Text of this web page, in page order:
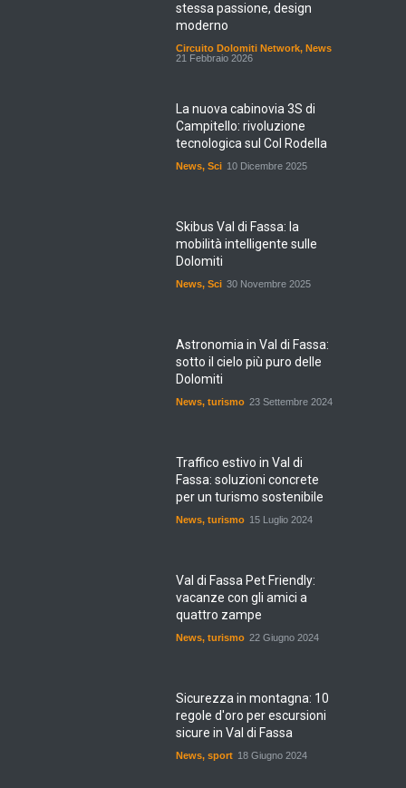
stessa passione, design
moderno
Circuito Dolomiti Network, News
21 Febbraio 2026
La nuova cabinovia 3S di
Campitello: rivoluzione
tecnologica sul Col Rodella
News, Sci 10 Dicembre 2025
Skibus Val di Fassa: la
mobilità intelligente sulle
Dolomiti
News, Sci 30 Novembre 2025
Astronomia in Val di Fassa:
sotto il cielo più puro delle
Dolomiti
News, turismo 23 Settembre 2024
Traffico estivo in Val di
Fassa: soluzioni concrete
per un turismo sostenibile
News, turismo 15 Luglio 2024
Val di Fassa Pet Friendly:
vacanze con gli amici a
quattro zampe
News, turismo 22 Giugno 2024
Sicurezza in montagna: 10
regole d'oro per escursioni
sicure in Val di Fassa
News, sport 18 Giugno 2024